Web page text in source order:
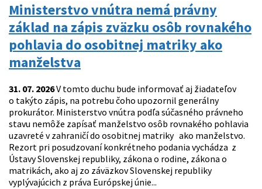
Ministerstvo vnútra nemá právny
základ na zápis zväzku osôb rovnakého
pohlavia do osobitnej matriky ako
manželstva
31. 07. 2026V tomto duchu bude informovať aj žiadateľov
o takýto zápis, na potrebu čoho upozornil generálny
prokurátor. Ministerstvo vnútra podľa súčasného právneho
stavu nemôže zapísať manželstvo osôb rovnakého pohlavia
uzavreté v zahraničí do osobitnej matriky ako manželstvo.
Rezort pri posudzovaní konkrétneho podania vychádza z
Ústavy Slovenskej republiky, zákona o rodine, zákona o
matrikách, ako aj zo záväzkov Slovenskej republiky
vyplývajúcich z práva Európskej únie...